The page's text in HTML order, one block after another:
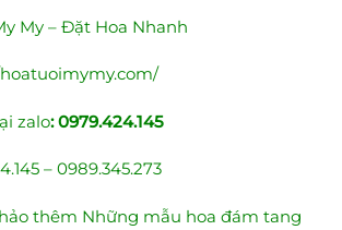
My – Đặt Hoa Nhanh
zalo:0979.424.145
– 0989.345.273
thêm Những mẫu hoa đám tang